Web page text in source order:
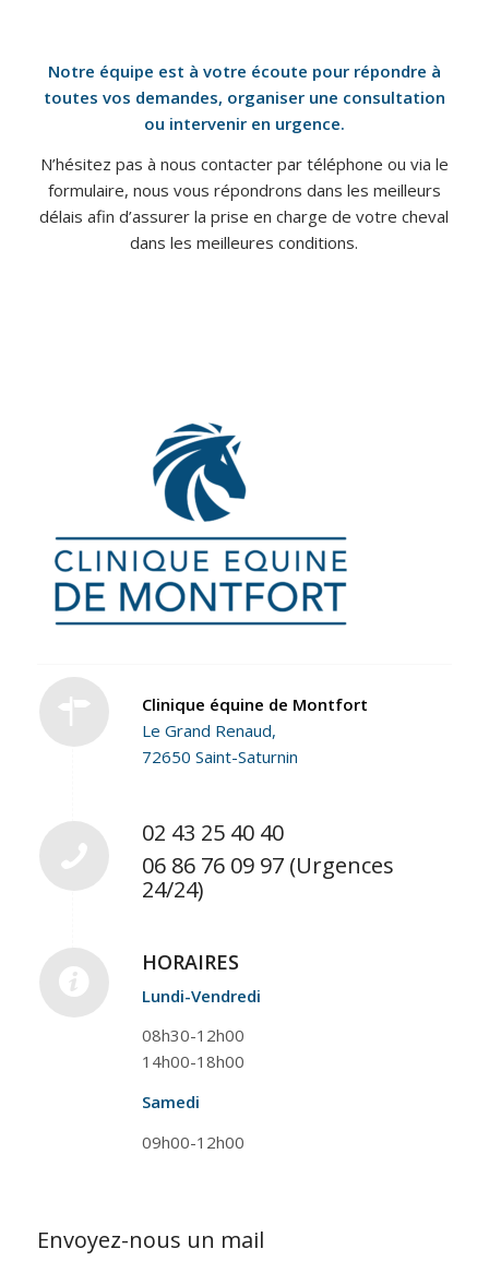
Notre équipe est à votre écoute pour répondre à
toutes vos demandes, organiser une consultation
ou intervenir en urgence.
N’hésitez pas à nous contacter par téléphone ou via le
formulaire, nous vous répondrons dans les meilleurs
délais afin d’assurer la prise en charge de votre cheval
dans les meilleures conditions.
Clinique équine de Montfort
Le Grand Renaud,
72650 Saint-Saturnin
02 43 25 40 40
06 86 76 09 97 (Urgences
24/24)
HORAIRES
Lundi-Vendredi
08h30-12h00
14h00-18h00
Samedi
09h00-12h00
Envoyez-nous un mail